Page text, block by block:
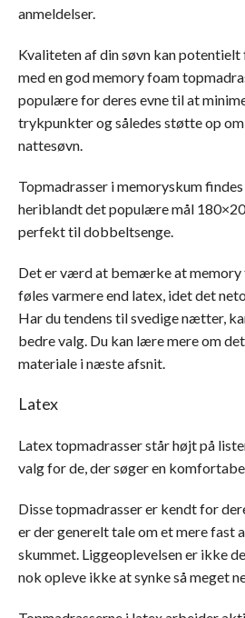
anmeldelser.
Kvaliteten af din søvn kan
med en god memory foam
populære for deres evne til at
trykpunkter og således støtte op
nattesøvn.
Topmadrasser i memoryskum
heriblandt det populære mål
perfekt til dobbeltsenge.
Det er værd at bemærke at memory
føles varmere end latex, idet det
Har du tendens til svedige nætter,
bedre valg. Du kan lære mere om
materiale i næste afsnit.
Latex
Latex topmadrasser står højt på
valg for de, der søger en
Disse topmadrasser er kendt for
er der generelt tale om et mere fast
skummet. Liggeoplevelsen er ikke
nok opleve ikke at synke så meget